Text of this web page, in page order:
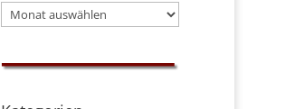
Archiv